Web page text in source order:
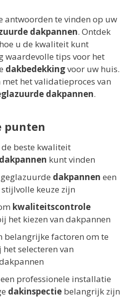
antwoorden te vinden op uw
dakpannen. Ontdek
u de kwaliteit kunt
waardevolle tips voor het
dakbedekkingvoor uw huis.
met het validatieproces van
dakpannen.
punten
beste kwaliteit
dakpannen kunt vinden
dakpannen een
keuze zijn
kwaliteitscontrole
het kiezen van dakpannen
belangrijke factoren om te
selecteren van
professionele installatie
dakinspectie belangrijk zijn